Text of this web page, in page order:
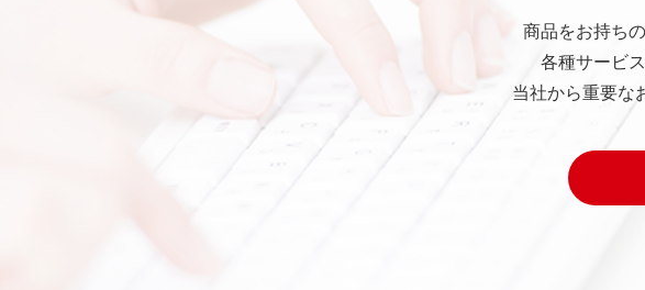
商品をお持ち
各種サービ
当社から重要な